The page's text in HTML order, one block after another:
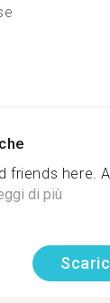
friends here.
di più